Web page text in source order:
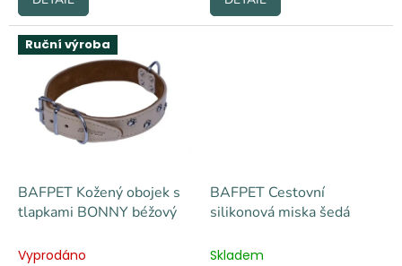
Ruční výroba
BAFPET Kožený obojek s
tlapkami BONNY béžový
Vyprodáno
BAFPET Cestovní
silikonová miska šedá
Skladem